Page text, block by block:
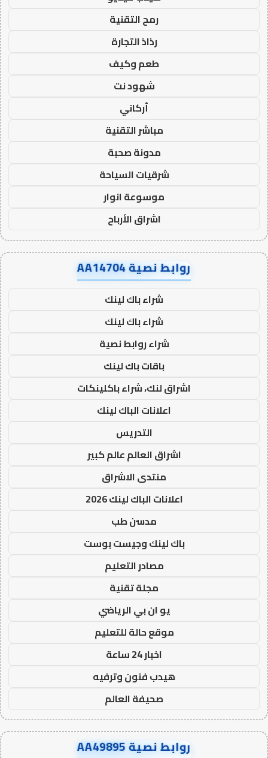
رمح التقنية
رذاذ التجارة
طعم وكيف
شهود نت
أركاني
مباشر التقنية
مدونة صحبة
شرقيات السياحة
موسوعة انوار
اشراق الأرباح
روابط نصية AA14704
شراء باك لينك
شراء باك لينك
شراء روابط نصية
باقات باك لينك
اشراق لنك، شراء باكلينكات
اعلانات الباك لينك
التدريس
اشراق العالم عالم كبير
منتدى الاشراق
اعلانات الباك لينك 2026
مدسن طب
باك لينك وجيست بوست
مصادر التعليم
مجلة تقنية
يو ان بي الرياضي
موقع حالة للتعليم
اخبار 24 ساعة
هيدب فنون وترفيه
صحيفة العالم
روابط نصية AA49895